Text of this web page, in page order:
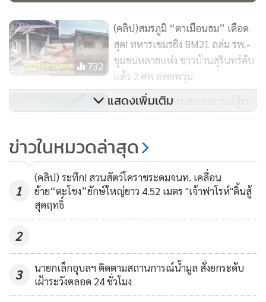
ทั้งนี้ เพื่อเก็บรวบรวมเป็นพยานหลักฐานที่จะนำเสนอต่อเจ้า
หน้าที่ประชาคมโลกให้ได้รับทราบข้อเท็จจริงที่เกิดขึ้นจากการก
ระทำของทหารกัมพูชา มีข้อมูลจากอำเภอพนมดงรัก ซึ่งเป็น
อำเภอที่จังหวัดสุรินทร์ ประกาศให้เป็นเขตให้ความช่วยเหลือ
ฉุกเฉิน จากที่เกิดความขัดแย้งชายแดน จนนำมาสู่การเปิดฉาก
ปะทะกันด้วยอาวุธหนักที่ผ่านมา ตั้งแต่วันที่ 24 ก.ค. 2568 มาถึง
วันที่ 28 ก.ค. 68 หลังจากมีการเจรจาหยุดยิงเกิดขึ้น พบว่ามี
กระสุนปืนใหญ่ของกัมพูชาตกลงมาในพื้นที่ใกล้ชุมชน หมู่บ้าน
ชุมชน บ้านเรือนราษฎร ที่สาธารณะ เช่น วัด กว่า 10 แห่ง แต่
ไม่มีผู้เสียชีวิต โดยทางอำเภอ เจ้าหน้าที่เร่งสำรวจความเสียหายที่
เกิดขึ้นอย่างเร่งด่วนในขณะนี้
732
(คลิป)สมรภูมิ “ตาเมือนธม” เดือด
สุด! ทหารเขมรยิง BM21 ถล่ม รพ.-
ชุมชนหลายแห่ง ชาวบ้านสุรินทร์ดับ
แล้ว 2 ศพ อพยพวุ่น
กองทัพภาค 2 สรุปสถานการณ์สู้รบ
พบขีปนาวุธ “PHL-03” ในสนาม
ปะทะหนักหลายแนวรบ
นอภ.เมืองตราดนำหน่วยงานพื้นที่
ทำความเข้าใจชาวบ้านกัมพูชา ลด
บรรทัด
แสดงเพิ่มเติม
ข่าวในหมวดล่าสุด
1
(คลิป) ระทึก! สวนสัตว์โคราชระดมจนท. เคลื่อน
ย้าย“ตะโขง”ยักษ์ใหญ่ยาว 4.52 เมตร "เจ้าฟาโรห์"ดิ้นสู้
สุดฤทธิ์
2
3
นายกเล็กอุบลฯ ติดตามสถานการณ์น้ำมูล สั่งยกระดับ
เฝ้าระวังตลอด 24 ชั่วโมง